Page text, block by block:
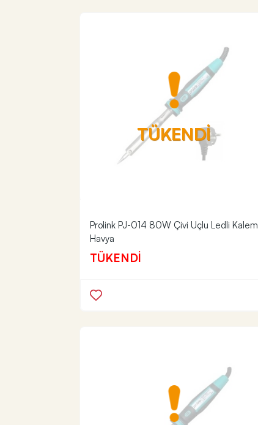
TÜKENDİ
Prolink PJ-014 80W Çivi Uçlu Ledli Kalem
Havya
TÜKENDİ